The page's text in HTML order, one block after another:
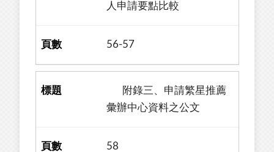
人申請要點比較
56-57
附錄三、申請繁星推薦
彙辦中心資料之公文
58